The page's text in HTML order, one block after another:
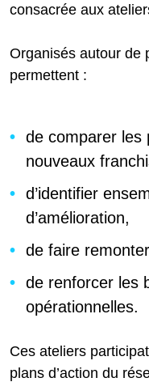
consacrée aux
Organisés autour de
permettent :
de comparer les
nouveaux
d’identifier
d’amélioration,
de faire
de renforcer les
opérationnelles.
Ces ateliers
plans d’action du